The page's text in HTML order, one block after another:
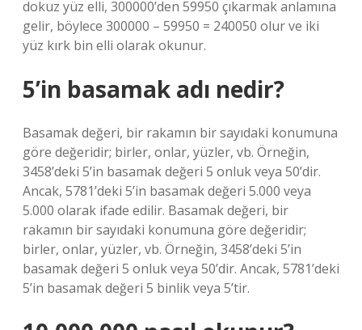
dokuz yüz elli, 300000’den 59950 çıkarmak anlamına
gelir, böylece 300000 – 59950 = 240050 olur ve iki
yüz kırk bin elli olarak okunur.
5’in basamak adı nedir?
Basamak değeri, bir rakamın bir sayıdaki konumuna
göre değeridir; birler, onlar, yüzler, vb. Örneğin,
3458’deki 5’in basamak değeri 5 onluk veya 50’dir.
Ancak, 5781’deki 5’in basamak değeri 5.000 veya
5.000 olarak ifade edilir. Basamak değeri, bir
rakamın bir sayıdaki konumuna göre değeridir;
birler, onlar, yüzler, vb. Örneğin, 3458’deki 5’in
basamak değeri 5 onluk veya 50’dir. Ancak, 5781’deki
5’in basamak değeri 5 binlik veya 5’tir.